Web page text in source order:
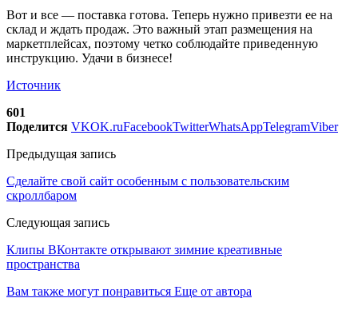
Вот и все — поставка готова. Теперь нужно привезти ее на
склад и ждать продаж. Это важный этап размещения на
маркетплейсах, поэтому четко соблюдайте приведенную
инструкцию. Удачи в бизнесе!
Источник
601
Поделится VKOK.ruFacebookTwitterWhatsAppTelegramViber
Предыдущая запись
Сделайте свой сайт особенным с пользовательским
скроллбаром
Следующая запись
Клипы ВКонтакте открывают зимние креативные
пространства
Вам также могут понравиться Еще от автора